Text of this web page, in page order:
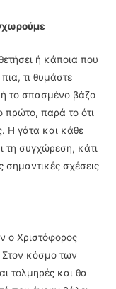
ή κάποια που
τι θυμάστε
ή το σπασμένο βάζο
πρώτο, παρά το ότι
Η γάτα και κάθε
τη συγχώρεση, κάτι
σχέσεις
ο Χριστόφορος
κόσμο των
τολμηρές και θα